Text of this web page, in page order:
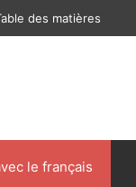
des matières
le français